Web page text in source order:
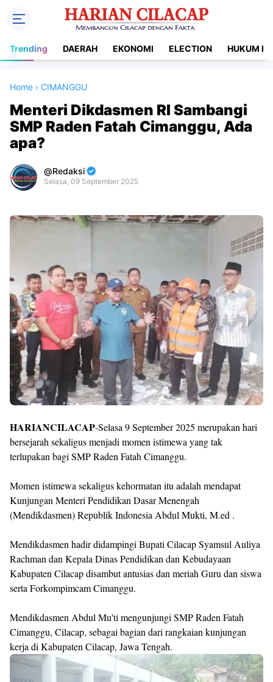
Trending DAERAH EKONOMI ELECTION HUKUM
Home › CIMANGGU
Menteri Dikdasmen RI Sambangi
SMP Raden Fatah Cimanggu, Ada
apa?
Redaksi
Selasa, 09 September 2025
By
Templates
HARIANCILACAP-Selasa 9 September 2025 merupakan hari
bersejarah sekaligus menjadi momen istimewa yang tak
terlupakan bagi SMP Raden Fatah Cimanggu.
Momen istimewa sekaligus kehormatan itu adalah mendapat
Kunjungan Menteri Pendidikan Dasar Menengah
(Mendikdasmen) Republik Indonesia Abdul Mukti, M.ed .
Mendikdasmen hadir didampingi Bupati Cilacap Syamsul Auliya
Rachman dan Kepala Dinas Pendidikan dan Kebudayaan
Kabupaten Cilacap disambut antusias dan meriah Guru dan siswa
serta Forkompimcam Cimanggu.
Mendikdasmen Abdul Mu'ti mengunjungi SMP Raden Fatah
Cimanggu, Cilacap, sebagai bagian dari rangkaian kunjungan
kerja di Kabupaten Cilacap, Jawa Tengah.